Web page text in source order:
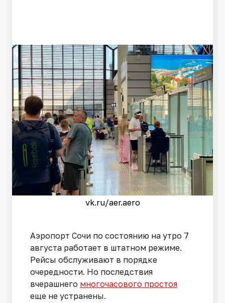
vk.ru/aer.aero
Аэропорт Сочи по состоянию на утро 7
августа работает в штатном режиме.
Рейсы обслуживают в порядке
очередности. Но последствия
вчерашнего многочасового простоя
еще не устранены.